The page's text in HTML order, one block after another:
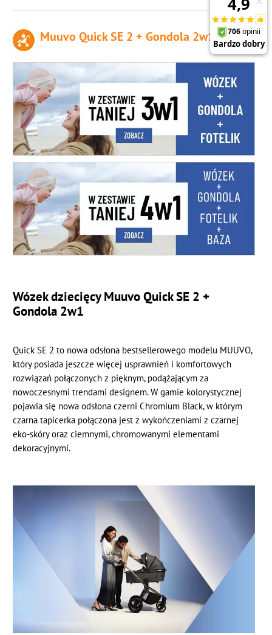
Muuvo Quick SE 2 + Gondola 2w1
Wózek dziecięcy Muuvo Quick SE 2 +
Gondola 2w1
Quick SE 2 to nowa odsłona bestsellerowego modelu MUUVO,
który posiada jeszcze więcej usprawnień i komfortowych
rozwiązań połączonych z pięknym, podążającym za
nowoczesnymi trendami designem. W gamie kolorystycznej
pojawia się nowa odsłona czerni Chromium Black, w którym
czarna tapicerka połączona jest z wykończeniami z czarnej
eko-skóry oraz ciemnymi, chromowanymi elementami
dekoracyjnymi.